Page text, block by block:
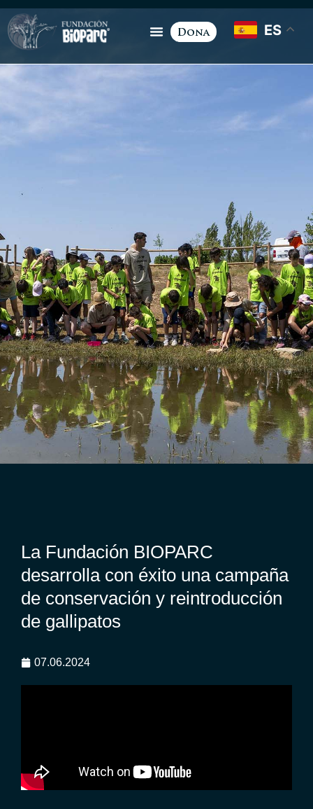
Dona ES
La Fundación BIOPARC
desarrolla con éxito una campaña
de conservación y reintroducción
de gallipatos
07.06.2024